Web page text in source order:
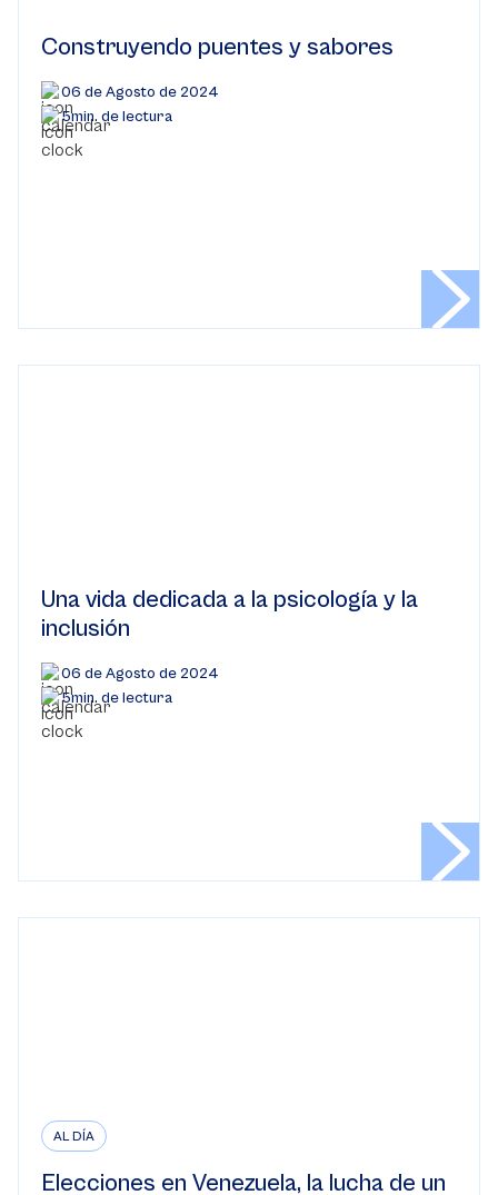
Construyendo puentes y sabores
06 de Agosto de 2024
5min. de lectura
Una vida dedicada a la psicología y la
inclusión
06 de Agosto de 2024
5min. de lectura
AL DÍA
Elecciones en Venezuela, la lucha de un